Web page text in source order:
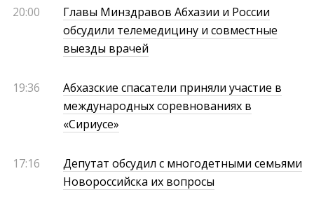
20:00
Главы Минздравов Абхазии и России
обсудили телемедицину и совместные
выезды врачей
19:36
Абхазские спасатели приняли участие в
международных соревнованиях в
«Сириусе»
17:16
Депутат обсудил с многодетными семьями
Новороссийска их вопросы